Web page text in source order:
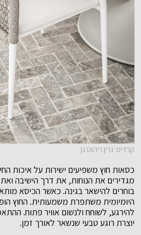
קרדיט: גרין ריהוט גן
כסאות חוץ משפיעים ישירות על איכות
מגדירים את הנוחות, את דרך הישיבה
בוחרים להישאר בגינה. כאשר הכיסא
היומיומית משתפרת משמעותית. החוץ
להירגע, לשוחח ולנשום אוויר פתוח.
יוצרת רוגע טבעי שנשאר לאורך זמן.